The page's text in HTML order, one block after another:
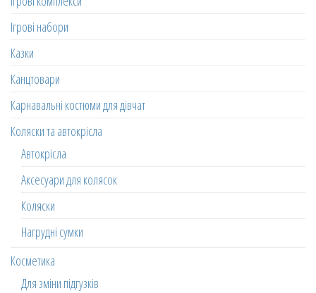
Ігрові набори
Казки
Канцтовари
Карнавальні костюми для дівчат
Коляски та автокрісла
Автокрісла
Аксесуари для колясок
Коляски
Нагрудні сумки
Косметика
Для зміни підгузків